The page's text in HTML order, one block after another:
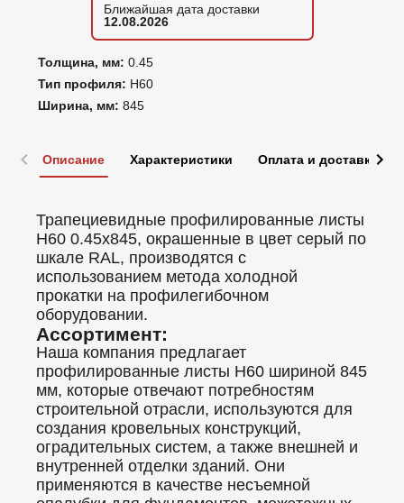
Толщина, мм: 0.45
Тип профиля: Н60
Ширина, мм: 845
Ближайшая дата доставки
12.08.2026
Описание Характеристики Оплата и доставка
Трапециевидные профилированные листы
Н60 0.45x845, окрашенные в цвет серый по
шкале RAL, производятся с
использованием метода холодной
прокатки на профилегибочном
оборудовании.
Ассортимент:
Наша компания предлагает
профилированные листы Н60 шириной 845
мм, которые отвечают потребностям
строительной отрасли, используются для
создания кровельных конструкций,
оградительных систем, а также внешней и
внутренней отделки зданий. Они
применяются в качестве несъемной